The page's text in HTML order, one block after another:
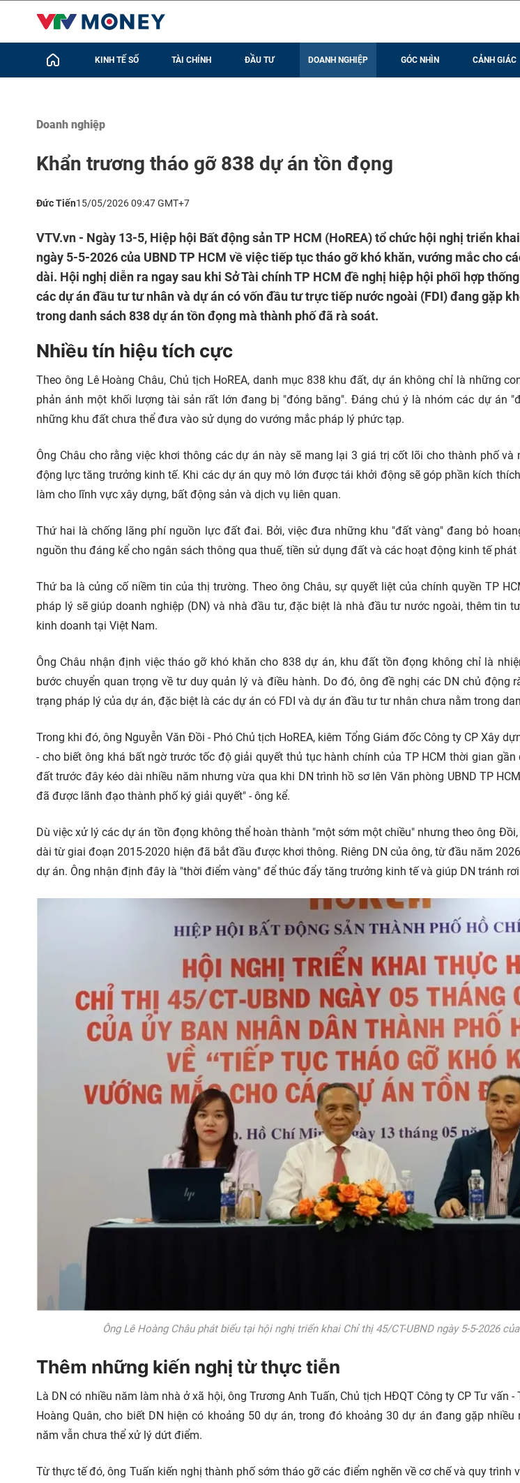
KINH TẾ SỐ TÀI CHÍNH ĐẦU TƯ DOANH NGHIỆP GÓC NHÌN CẢNH GIÁC
Doanh nghiệp
Khẩn trương tháo gỡ 838 dự án tồn đọng
Đức Tiến15/05/2026 09:47 GMT+7
VTV.vn - Ngày 13-5, Hiệp hội Bất động sản TP HCM (HoREA) tổ chức hội nghị triển
ngày 5-5-2026 của UBND TP HCM về việc tiếp tục tháo gỡ khó khăn, vướng mắc cho
dài. Hội nghị diễn ra ngay sau khi Sở Tài chính TP HCM đề nghị hiệp hội phối hợp
các dự án đầu tư tư nhân và dự án có vốn đầu tư trực tiếp nước ngoài (FDI) đang gặp
trong danh sách 838 dự án tồn đọng mà thành phố đã rà soát.
Nhiều tín hiệu tích cực
Theo ông Lê Hoàng Châu, Chủ tịch HoREA, danh mục 838 khu đất, dự án không chỉ là những
phản ánh một khối lượng tài sản rất lớn đang bị "đóng băng". Đáng chú ý là nhóm các dự án
những khu đất chưa thể đưa vào sử dụng do vướng mắc pháp lý phức tạp.
Ông Châu cho rằng việc khơi thông các dự án này sẽ mang lại 3 giá trị cốt lõi cho thành phố và
động lực tăng trưởng kinh tế. Khi các dự án quy mô lớn được tái khởi động sẽ góp phần kích
làm cho lĩnh vực xây dựng, bất động sản và dịch vụ liên quan.
Thứ hai là chống lãng phí nguồn lực đất đai. Bởi, việc đưa những khu "đất vàng" đang bỏ
nguồn thu đáng kể cho ngân sách thông qua thuế, tiền sử dụng đất và các hoạt động kinh tế phát
Thứ ba là củng cố niềm tin của thị trường. Theo ông Châu, sự quyết liệt của chính quyền TP
pháp lý sẽ giúp doanh nghiệp (DN) và nhà đầu tư, đặc biệt là nhà đầu tư nước ngoài, thêm tin
kinh doanh tại Việt Nam.
Ông Châu nhận định việc tháo gỡ khó khăn cho 838 dự án, khu đất tồn đọng không chỉ là
bước chuyển quan trọng về tư duy quản lý và điều hành. Do đó, ông đề nghị các DN chủ động
trạng pháp lý của dự án, đặc biệt là các dự án có FDI và dự án đầu tư tư nhân chưa nằm trong
Trong khi đó, ông Nguyễn Văn Đồi - Phó Chủ tịch HoREA, kiêm Tổng Giám đốc Công ty CP Xây
- cho biết ông khá bất ngờ trước tốc độ giải quyết thủ tục hành chính của TP HCM thời gian
đất trước đây kéo dài nhiều năm nhưng vừa qua khi DN trình hồ sơ lên Văn phòng UBND TP
đã được lãnh đạo thành phố ký giải quyết" - ông kể.
Dù việc xử lý các dự án tồn đọng không thể hoàn thành "một sớm một chiều" nhưng theo ông
dài từ giai đoạn 2015-2020 hiện đã bắt đầu được khơi thông. Riêng DN của ông, từ đầu năm
dự án. Ông nhận định đây là "thời điểm vàng" để thúc đẩy tăng trưởng kinh tế và giúp DN tránh
Ông Lê Hoàng Châu phát biểu tại hội nghị triển khai Chỉ thị 45/CT-UBND ngày 5-5-2026
Thêm những kiến nghị từ thực tiễn
Là DN có nhiều năm làm nhà ở xã hội, ông Trương Anh Tuấn, Chủ tịch HĐQT Công ty CP Tư vấn
Hoàng Quân, cho biết DN hiện có khoảng 50 dự án, trong đó khoảng 30 dự án đang gặp
năm vẫn chưa thể xử lý dứt điểm.
Từ thực tế đó, ông Tuấn kiến nghị thành phố sớm tháo gỡ các điểm nghẽn về cơ chế và quy trình